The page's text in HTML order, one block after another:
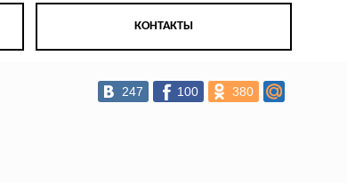
КОНТАКТЫ
247 100 380